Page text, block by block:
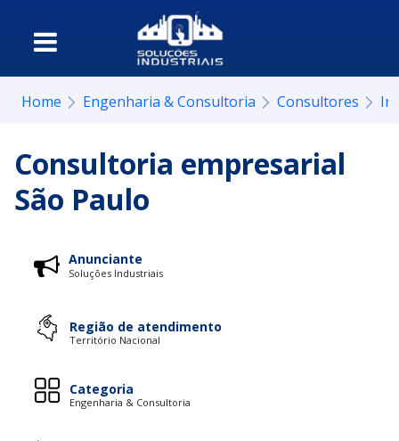
Home Engenharia & Consultoria Consultores
Consultoria empresarial
São Paulo
Anunciante
Soluções Industriais
Região de atendimento
Território Nacional
Categoria
Engenharia & Consultoria